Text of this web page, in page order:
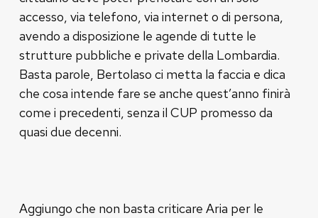
accesso, via telefono, via internet o di persona,
avendo a disposizione le agende di tutte le
strutture pubbliche e private della Lombardia.
Basta parole, Bertolaso ci metta la faccia e dica
che cosa intende fare se anche quest’anno finirà
come i precedenti, senza il CUP promesso da
quasi due decenni.
Aggiungo che non basta criticare Aria per le